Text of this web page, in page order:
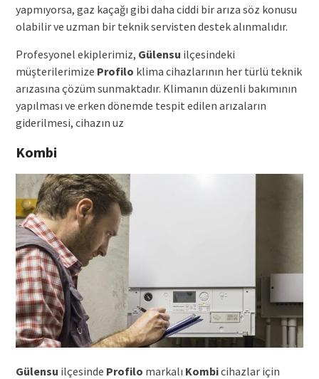
yapmıyorsa, gaz kaçağı gibi daha ciddi bir arıza söz konusu
olabilir ve uzman bir teknik servisten destek alınmalıdır.
Profesyonel ekiplerimiz, Gülensu ilçesindeki
müşterilerimize Profilo klima cihazlarının her türlü teknik
arızasına çözüm sunmaktadır. Klimanın düzenli bakımının
yapılması ve erken dönemde tespit edilen arızaların
giderilmesi, cihazın uz
Kombi
Gülensu ilçesinde Profilo markalı Kombicihazlar için